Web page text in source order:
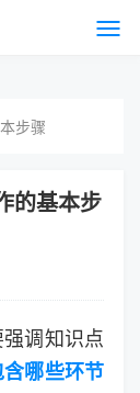
步骤
的基本步
调知识点
含哪些环节